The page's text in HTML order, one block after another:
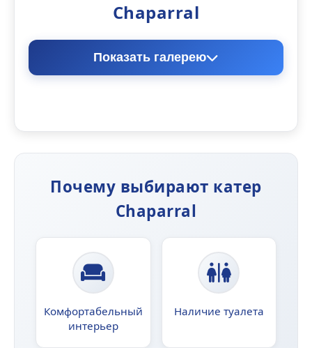
Chaparral
Показать галерею
Почему выбирают катер
Chaparral
Комфортабельный
интерьер
Наличие туалета